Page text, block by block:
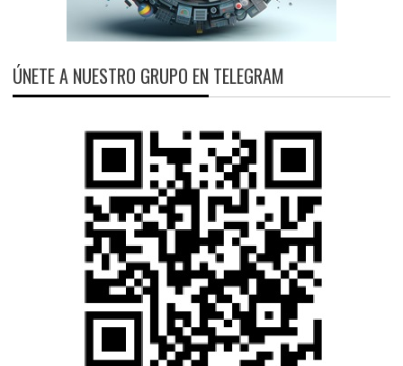
ÚNETE A NUESTRO GRUPO EN TELEGRAM